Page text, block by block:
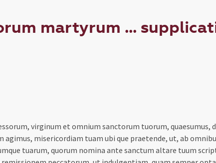
martyrum ...
virginum et omnium sanctorum tuorum, quaesumus,
misericordiam tuam ubi que praetende, ut, ab
tuarum, quorum nomina ante sanctum altare tuum